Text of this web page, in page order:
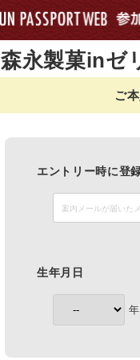
森永製菓inゼ
ご
エントリー時に登
生年月日
年